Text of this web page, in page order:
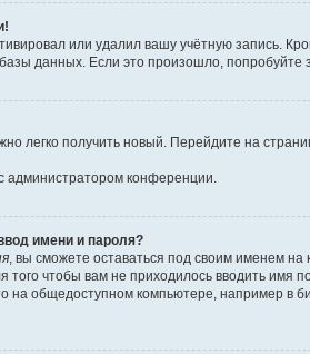
или удалил вашу учётную запись.
данных. Если это произошло, попробуйте
легко получить новый. Перейдите на
администратором конференции.
имени и пароля?
, вы сможете оставаться под своим именем на
того чтобы вам не приходилось вводить
общедоступном компьютере, например в